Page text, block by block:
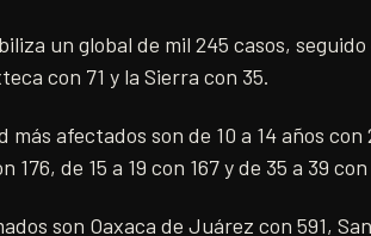
un global de mil 245 casos, seguido
con 71 y la Sierra con 35.
afectados son de 10 a 14 años con
de 15 a 19 con 167 y de 35 a 39 con
son Oaxaca de Juárez con 591,